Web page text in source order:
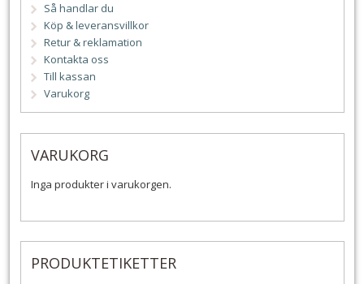
Så handlar du
Köp & leveransvillkor
Retur & reklamation
Kontakta oss
Till kassan
Varukorg
VARUKORG
Inga produkter i varukorgen.
PRODUKTETIKETTER